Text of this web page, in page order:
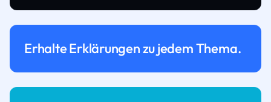
Erhalte Erklärungen zu jedem Thema.